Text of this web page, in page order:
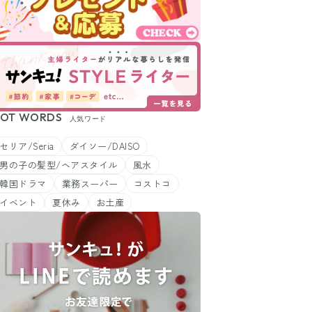
WORDS 人気ワード
セリア/Seria
ダイソー/DAISO
男の子の髪型/ヘアスタイル
風水
韓国ドラマ
業務スーパー
コストコ
イベント
夏休み お土産